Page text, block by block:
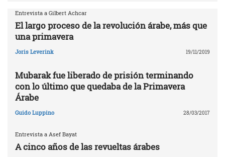
Entrevista a Gilbert Achcar
El largo proceso de la revolución árabe, más que
una primavera
Joris Leverink 19/11/2019
Mubarak fue liberado de prisión terminando
con lo último que quedaba de la Primavera
Árabe
Guido Luppino 28/03/2017
Entrevista a Asef Bayat
A cinco años de las revueltas árabes